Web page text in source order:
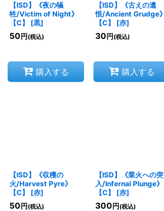
【ISD】《夜の犠
牲/Victim of Night》
【C】
[黒]
50 円 (税込)
購入する
【ISD】《古えの遺
恨/Ancient Grudge》
【C】
[赤]
30 円 (税込)
購入する
【ISD】《収穫の
火/Harvest Pyre》
【C】
[赤]
50 円 (税込)
【ISD】《業火への突
入/Infernal Plunge》
【C】
[赤]
300 円 (税込)